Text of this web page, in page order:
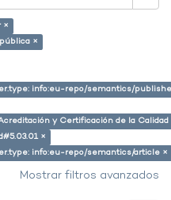
×
×
info:eu-repo/semantics/
y Certificación de la
×
info:eu-repo/semantics/article ×
Mostrar filtros avanzados